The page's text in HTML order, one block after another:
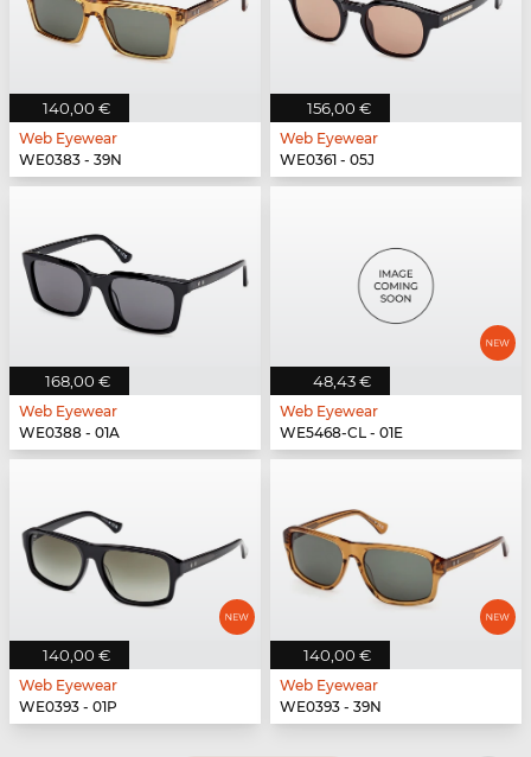
140,00 €
Web Eyewear
WE0383 - 39N
156,00 €
Web Eyewear
WE0361 - 05J
168,00 €
Web Eyewear
WE0388 - 01A
48,43 €
Web Eyewear
WE5468-CL - 01E
140,00 €
Web Eyewear
WE0393 - 01P
140,00 €
Web Eyewear
WE0393 - 39N